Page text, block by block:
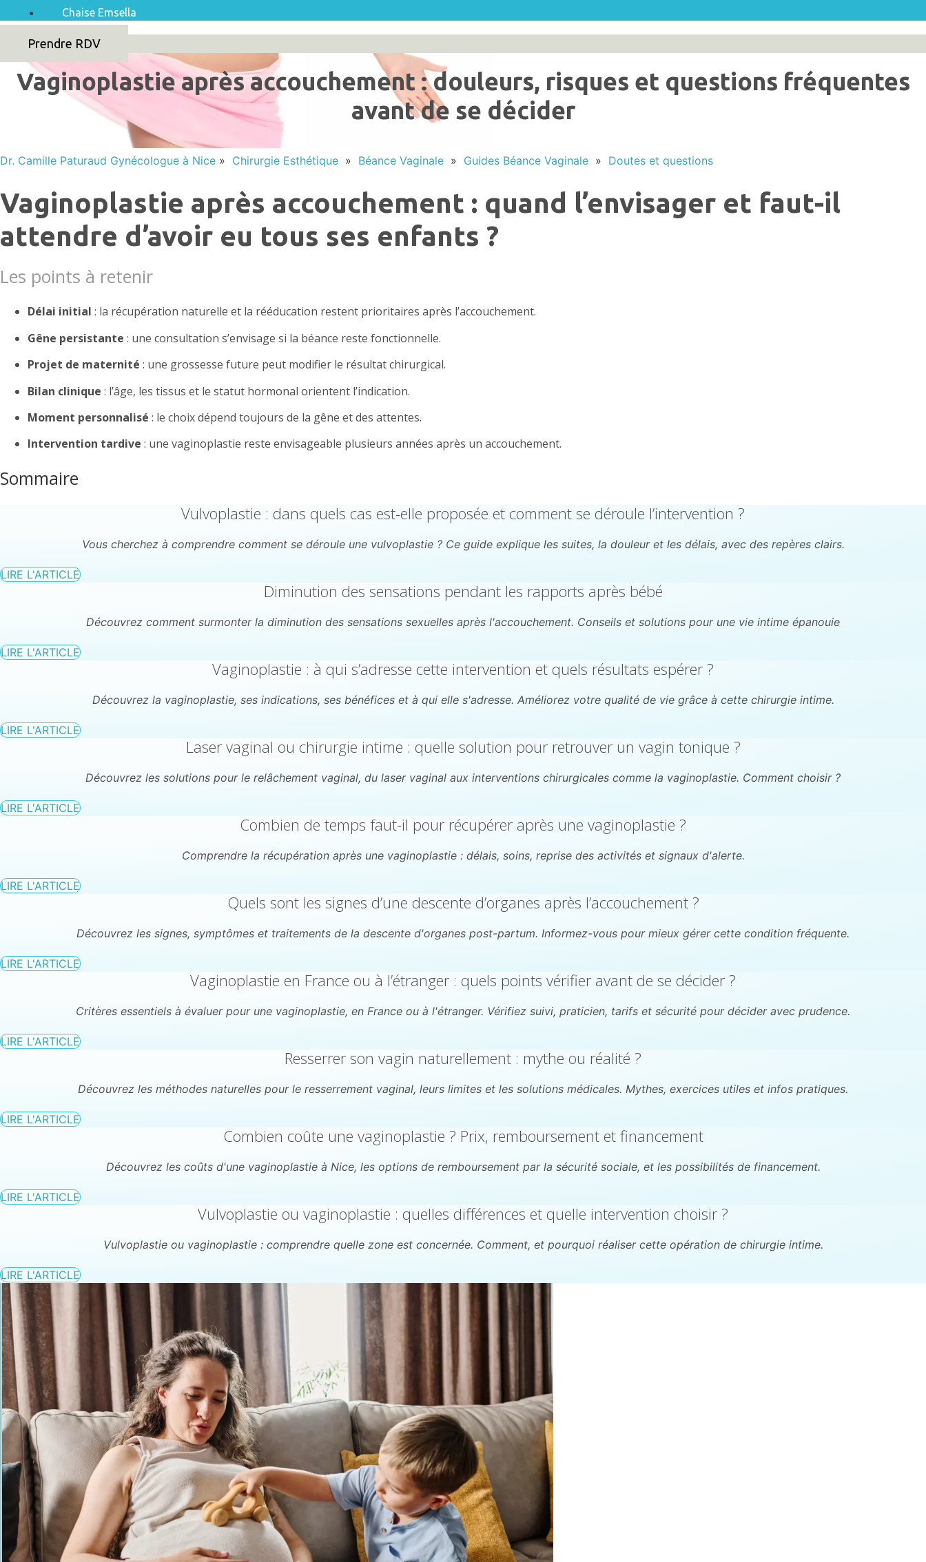
Chaise Emsella
Prendre RDV
Vaginoplastie après accouchement : douleurs, risques et questions fréquentes
avant de se décider
Dr. Camille Paturaud Gynécologue à Nice » Chirurgie Esthétique » Béance Vaginale » Guides Béance Vaginale » Doutes et questions
Vaginoplastie après accouchement : quand l’envisager et faut-il
attendre d’avoir eu tous ses enfants ?
Les points à retenir
Délai initial : la récupération naturelle et la rééducation restent prioritaires après l’accouchement.
Gêne persistante : une consultation s’envisage si la béance reste fonctionnelle.
Projet de maternité : une grossesse future peut modifier le résultat chirurgical.
Bilan clinique : l’âge, les tissus et le statut hormonal orientent l’indication.
Moment personnalisé : le choix dépend toujours de la gêne et des attentes.
Intervention tardive : une vaginoplastie reste envisageable plusieurs années après un accouchement.
Sommaire
Vulvoplastie : dans quels cas est-elle proposée et comment se déroule l’intervention ?
Vous cherchez à comprendre comment se déroule une vulvoplastie ? Ce guide explique les suites, la douleur et les délais, avec des repères clairs.
LIRE L'ARTICLE
Diminution des sensations pendant les rapports après bébé
Découvrez comment surmonter la diminution des sensations sexuelles après l'accouchement. Conseils et solutions pour une vie intime épanouie
LIRE L'ARTICLE
Vaginoplastie : à qui s’adresse cette intervention et quels résultats espérer ?
Découvrez la vaginoplastie, ses indications, ses bénéfices et à qui elle s'adresse. Améliorez votre qualité de vie grâce à cette chirurgie intime.
LIRE L'ARTICLE
Laser vaginal ou chirurgie intime : quelle solution pour retrouver un vagin tonique ?
Découvrez les solutions pour le relâchement vaginal, du laser vaginal aux interventions chirurgicales comme la vaginoplastie. Comment choisir ?
LIRE L'ARTICLE
Combien de temps faut-il pour récupérer après une vaginoplastie ?
Comprendre la récupération après une vaginoplastie : délais, soins, reprise des activités et signaux d'alerte.
LIRE L'ARTICLE
Quels sont les signes d’une descente d’organes après l’accouchement ?
Découvrez les signes, symptômes et traitements de la descente d'organes post-partum. Informez-vous pour mieux gérer cette condition fréquente.
LIRE L'ARTICLE
Vaginoplastie en France ou à l’étranger : quels points vérifier avant de se décider ?
Critères essentiels à évaluer pour une vaginoplastie, en France ou à l'étranger. Vérifiez suivi, praticien, tarifs et sécurité pour décider avec prudence.
LIRE L'ARTICLE
Resserrer son vagin naturellement : mythe ou réalité ?
Découvrez les méthodes naturelles pour le resserrement vaginal, leurs limites et les solutions médicales. Mythes, exercices utiles et infos pratiques.
LIRE L'ARTICLE
Combien coûte une vaginoplastie ? Prix, remboursement et financement
Découvrez les coûts d'une vaginoplastie à Nice, les options de remboursement par la sécurité sociale, et les possibilités de financement.
LIRE L'ARTICLE
Vulvoplastie ou vaginoplastie : quelles différences et quelle intervention choisir ?
Vulvoplastie ou vaginoplastie : comprendre quelle zone est concernée. Comment, et pourquoi réaliser cette opération de chirurgie intime.
LIRE L'ARTICLE